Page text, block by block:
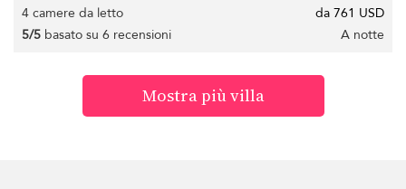
4 camere da letto
da 761 USD
5/5 basato su 6 recensioni A notte
Mostra più villa